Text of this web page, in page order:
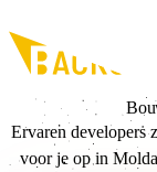
Ervaren developers
voor je op in